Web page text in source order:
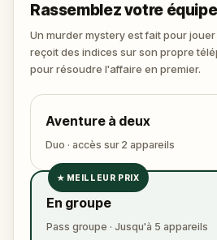
spectacle ?
Ou encore par quelqu’un
🔎 Rassemblez les indices,
qu’il ne frappe à nouveau.
les preuves.
Rassemblez votre équipe
Un murder mystery est fait pour
reçoit des indices sur son propre
pour résoudre l'affaire en premier.
Aventure à deux
Duo · accès sur 2 appareils
✓
✓
★ MEILLEUR PRIX
En groupe
Pass groupe · Jusqu'à 5 appareils